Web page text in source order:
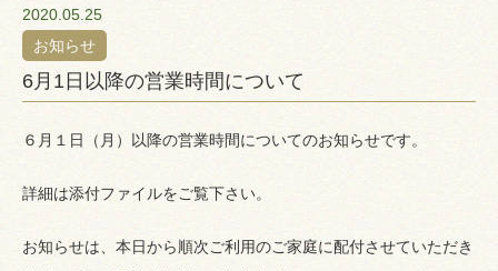
2020.05.25
お知らせ
6月1日以降の営業時間について
６月１日（月）以降の営業時間についてのお知らせです。
詳細は添付ファイルをご覧下さい。
お知らせは、本日から順次ご利用のご家庭に配付させていただき